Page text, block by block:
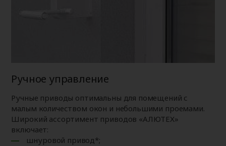
Ручное управление
Ручные приводы оптимальны для помещений с
малым количеством окон и небольшими проемами.
Широкий ассортимент приводов «АЛЮТЕХ»
включает:
шнуровой привод*;